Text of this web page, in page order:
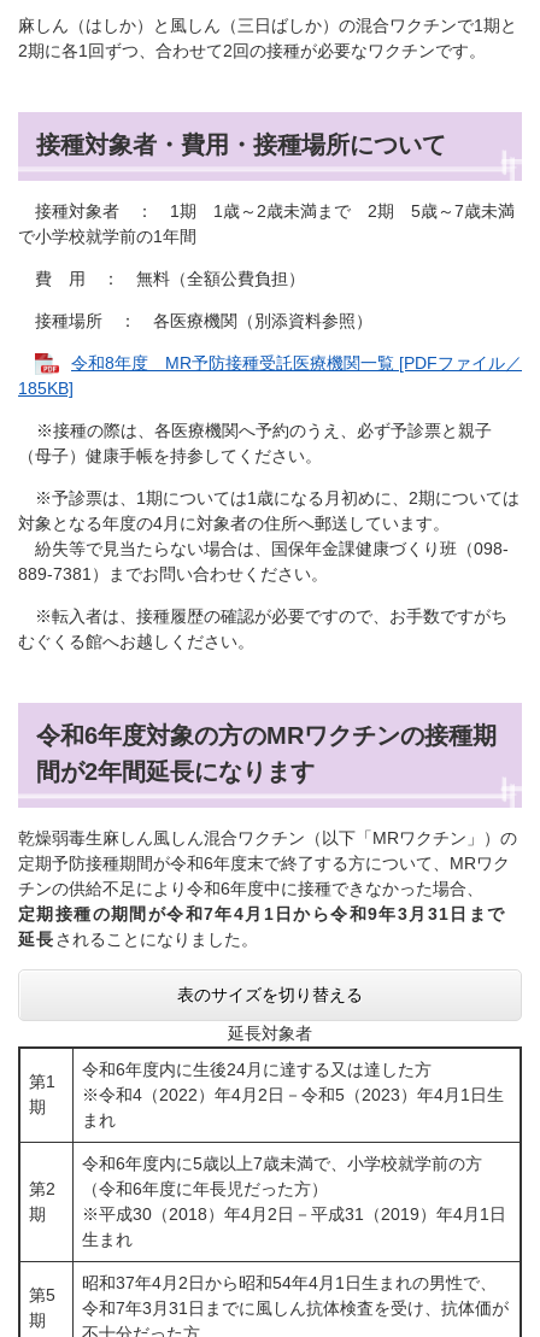
麻しん（はしか）と風しん（三日ばしか）の混合ワクチンで1期と
2期に各1回ずつ、合わせて2回の接種が必要なワクチンです。
接種対象者・費用・接種場所について
接種対象者 ： 1期 1歳～2歳未満まで 2期 5歳～7歳未満
で小学校就学前の1年間
費 用 ： 無料（全額公費負担）
接種場所 ： 各医療機関（別添資料参照）
令和8年度 MR予防接種受託医療機関一覧 [PDFファイル／
185KB]
※接種の際は、各医療機関へ予約のうえ、必ず予診票と親子
（母子）健康手帳を持参してください。
※予診票は、1期については1歳になる月初めに、2期については
対象となる年度の4月に対象者の住所へ郵送しています。
紛失等で見当たらない場合は、国保年金課健康づくり班（098-
889-7381）までお問い合わせください。
※転入者は、接種履歴の確認が必要ですので、お手数ですがち
むぐくる館へお越しください。
令和6年度対象の方のMRワクチンの接種期
間が2年間延長になります
乾燥弱毒生麻しん風しん混合ワクチン（以下「MRワクチン」）の
定期予防接種期間が令和6年度末で終了する方について、MRワク
チンの供給不足により令和6年度中に接種できなかった場合、
定期接種の期間が令和7年4月1日から令和9年3月31日まで
延長されることになりました。
表のサイズを切り替える
延長対象者
第1
期
令和6年度内に生後24月に達する又は達した方
​※令和4（2022）年4月2日－令和5（2023）年4月1日生
まれ
第2
期
令和6年度内に5歳以上7歳未満で、小学校就学前の方
（令和6年度に年長児だった方）
​※平成30（2018）年4月2日－平成31（2019）年4月1日
生まれ
第5
期
昭和37年4月2日から昭和54年4月1日生まれの男性で、
令和7年3月31日までに風しん抗体検査を受け、抗体価が